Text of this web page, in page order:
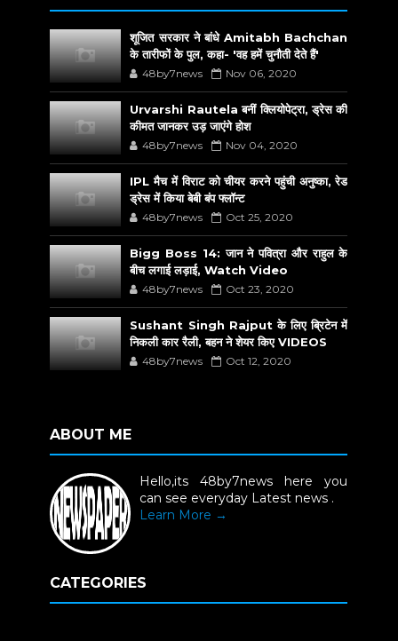
शूजित सरकार ने बांधे Amitabh Bachchan
के तारीफों के पुल, कहा- 'वह हमें चुनौती देते हैं'
48by7news Nov 06, 2020
Urvarshi Rautela बनीं क्लियोपेट्रा, ड्रेस की
कीमत जानकर उड़ जाएंगे होश
48by7news Nov 04, 2020
IPL मैच में विराट को चीयर करने पहुंची अनुष्का, रेड
ड्रेस में किया बेबी बंप फ्लॉन्ट
48by7news Oct 25, 2020
Bigg Boss 14: जान ने पवित्रा और राहुल के
बीच लगाई लड़ाई, Watch Video
48by7news Oct 23, 2020
Sushant Singh Rajput के लिए ब्रिटेन में
निकली कार रैली, बहन ने शेयर किए VIDEOS
48by7news Oct 12, 2020
ABOUT ME
Hello,its 48by7news here you
can see everyday Latest news .
Learn More →
CATEGORIES